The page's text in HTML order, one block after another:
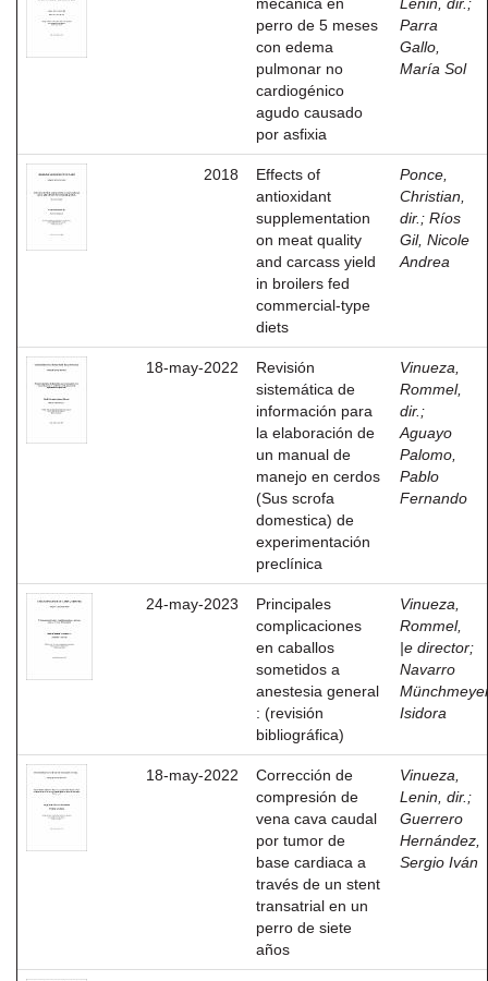
perro de 5 meses
con edema
pulmonar no
cardiogénico
agudo causado
por asfixia
Parra
Gallo,
María Sol
2018
Effects of
antioxidant
supplementation
on meat quality
and carcass yield
in broilers fed
commercial-type
diets
Ponce,
Christian,
dir. ; Ríos
Gil, Nicole
Andrea
18-may-2022
Revisión
sistemática de
información para
la elaboración de
un manual de
manejo en cerdos
(Sus scrofa
domestica) de
experimentación
preclínica
Vinueza,
Rommel,
dir. ;
Aguayo
Palomo,
Pablo
Fernando
24-may-2023
Principales
complicaciones
en caballos
sometidos a
anestesia general
: (revisión
bibliográfica)
Vinueza,
Rommel,
|e director;
Navarro
Isidora
18-may-2022
Corrección de
compresión de
vena cava caudal
por tumor de
base cardiaca a
través de un stent
transatrial en un
perro de siete
años
Vinueza,
Lenin, dir. ;
Guerrero
Hernández,
Sergio Iván